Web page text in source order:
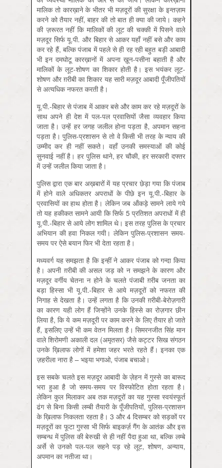
मालिक तो कारख़ाने के भीतर भी मज़दूरों की सुरक्षा के इन्तज़ाम
करने को तैयार नहीं, बाहर की तो बात ही क्या की जाये। कहने
की ज़रूरत नहीं कि मालिकों की लूट की चक्की में पिसने वाले
मज़दूर सिर्फ यू.पी. और बिहार से आकर यहाँ नहीं बसे और काम
कर रहे हैं, बल्कि पंजाब में पहले से ही रह रही बहुत बड़ी आबादी
भी इन दमघोटू कारख़ानों में अपना ख़ून-पसीना बहाती है और
मालिकों के लूट-शोषण का शिकार होती है। इस भयंकर लूट-
शोषण और ग़रीबी का शिकार यह सारी मज़दूर आबादी पूँजीपतियों
से अत्यधिक नफरत करती है।
यू.पी.-बिहार से पंजाब में आकर बसे और काम कर रहे मज़दूरों के
साथ अपने ही देश में पल-पल प्रवासियों जैसा व्यवहार किया
जाता है। उन्हें हर जगह जलील होना पड़ता है, अपमान सहना
पड़ता है। पुलिस-प्रशासन से तो वे किसी भी तरह के न्याय की
उम्मीद कर ही नहीं सकते। वहाँ उनकी समस्याओं की कोई
सुनवाई नहीं है। हर पुलिस थाने, हर चौकी, हर सरकारी दफ्तर
में उन्हें जलील किया जाता है।
पुलिस द्वारा एक बार अख़बारों में यह प्रचार छेड़ा गया कि पंजाब
में होने वाले अधिकतर अपराधों के पीछे इन यू.पी.-बिहार के
प्रवासियों का हाथ होता है। लेकिन जब ऑंकड़े सामने लाये गये
तो यह हकीकत सामने आयी कि सिर्फ 5 प्रतिशत अपराधों में ही
यू.पी.-बिहार से आये लोग शामिल थे। इस तरह पुलिस के प्रचार
अभियान की हवा निकल गयी। लेकिन पुलिस-प्रशासन समय-
समय पर ऐसे बयान फिर भी देता रहता है।
मध्‍यवर्ग यह समझता है कि इन्हीं ने आकर पंजाब को गन्दा किया
है। अपनी ग़रीबी की असल जड़ को न समझने के कारण और
मज़दूर वर्गीय चेतना न होने के चलते पंजाबी ग़रीब जनता का
बड़ा हिस्सा भी यू.पी.-बिहार से आये मज़दूरों को नफरत की
निगाह से देखता है। उन्हें लगता है कि उनकी ग़रीबी-बेरोज़गारी
का कारण यही लोग हैं जिन्होंने उनके हिस्से का रोज़गार छीन
लिया है, कि ये कम मज़दूरी पर काम करने के लिए तैयार हो जाते
हैं, इसलिए उन्हें भी कम वेतन मिलता है। सिमरनजीत सिंह मान
वाले शिरोमणी अकाली दल (अमृतसर) जैसे कट्टर सिख संगठन
उनके ख़िलाफ लोगों में हमेशा जहर भरते रहते हैं। इनका एक
ज़हरीला नारा है – भइया भगाओ, पंजाब बचाओ।
इस सबके चलते इस मज़दूर आबादी के ज़ेहन में गुस्से का बारूद
भरा हुआ है जो समय-समय पर विस्फोटित होता रहता है।
लेकिन कुल मिलाकर अब तक मज़दूरों का यह गुस्सा स्वयंस्फूर्त
ढंग से बिना किसी लम्बी तैयारी के पूँजीपतियों, पुलिस-प्रशासन
के ख़िलाफ निकलता रहता है। 3 और 4 दिसम्बर को सड़कों पर
मज़दूरों का फूटा गुस्सा भी सिर्फ बाइकर्ज़ गैंग के आतंक और इस
सम्बन्ध में पुलिस की बेरुखी से ही नहीं पैदा हुआ था, बल्कि लम्बे
अर्से से उनको पल-पल सहने पड़ रहे लूट, शोषण, अन्याय,
अपमान का नतीजा था।